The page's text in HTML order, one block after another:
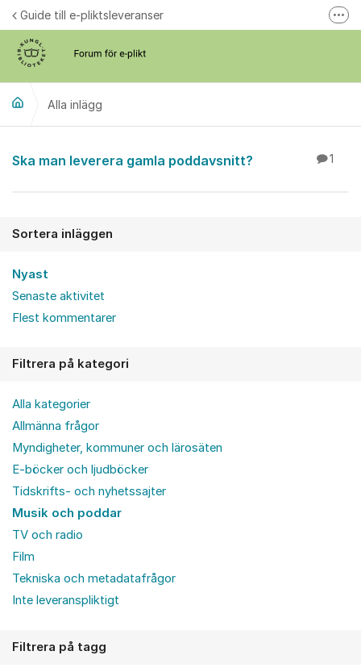
Hoppa till innehåll
Guide till e-pliktsleveranser
Alla inlägg
Alla inlägg
Ska man leverera gamla poddavsnitt? 1
Sortera inläggen
Nyast
Senaste aktivitet
Flest kommentarer
Filtrera på kategori
Alla kategorier
Allmänna frågor
Myndigheter, kommuner och lärosäten
E-böcker och ljudböcker
Tidskrifts- och nyhetssajter
Musik och poddar
TV och radio
Film
Tekniska och metadatafrågor
Inte leveranspliktigt
Filtrera på tagg